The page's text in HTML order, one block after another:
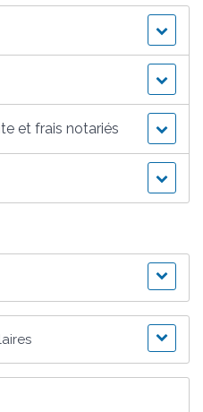
et frais notariés